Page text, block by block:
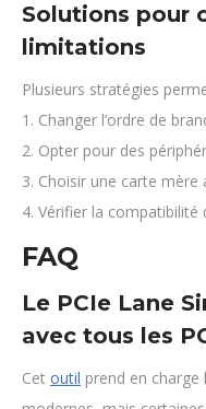
Solutions pour
limitations
Plusieurs stratégies
1. Changer l’ordre de
2. Opter pour des
3. Choisir une carte mère
4. Vérifier la compatibilité
FAQ
Le PCIe Lane
avec tous les
Cet outil prend en